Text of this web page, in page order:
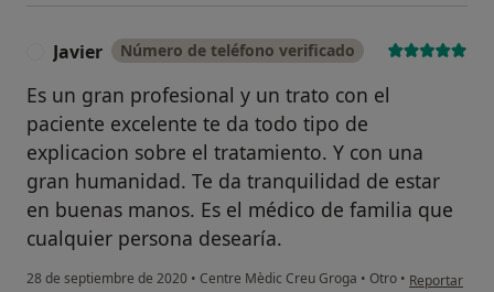
Javier Número de teléfono verificado
Es un gran profesional y un trato con el
paciente excelente te da todo tipo de
explicacion sobre el tratamiento. Y con una
gran humanidad. Te da tranquilidad de estar
en buenas manos. Es el médico de familia que
cualquier persona desearía.
28 de septiembre de 2020 • Centre Mèdic Creu Groga • Otro • en opinión
Reportar